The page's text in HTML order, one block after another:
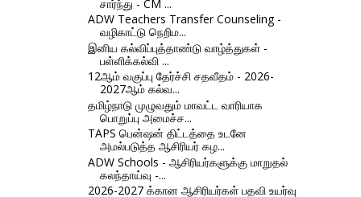
சார்ந்து - CM ...
ADW Teachers Transfer Counseling -
வழிகாட்டு நெறிம...
இனிய கல்விப்புத்தாண்டு வாழ்த்துகள் -
பள்ளிக்கல்வி ...
12ஆம் வகுப்பு தேர்ச்சி சதவீதம் - 2026-
2027ஆம் கல்வ...
தமிழ்நாடு முழுவதும் மாவட்ட வாரியாக
பொறுப்பு அமைச்ச...
TAPS பென்ஷன் திட்டத்தை உடனே
அமல்படுத்த ஆசிரியர் கழ...
ADW Schools - ஆசிரியர்களுக்கு மாறுதல்
கலந்தாய்வு -...
2026-2027 க்கான ஆசிரியர்கள் பதவி உயர்வு